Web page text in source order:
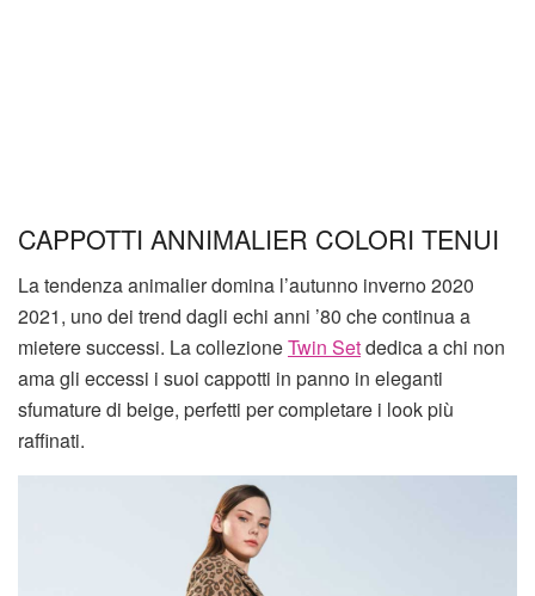
CAPPOTTI ANNIMALIER COLORI TENUI
La tendenza animalier domina l’autunno inverno 2020
2021, uno dei trend dagli echi anni ’80 che continua a
mietere successi. La collezioneTwin Setdedica a chi non
ama gli eccessi i suoi cappotti in panno in eleganti
sfumature di beige, perfetti per completare i look più
raffinati.